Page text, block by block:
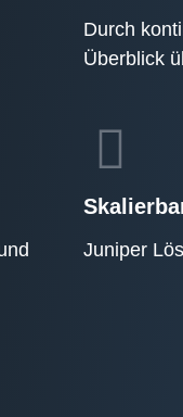
Durch
Überblick
Juniper